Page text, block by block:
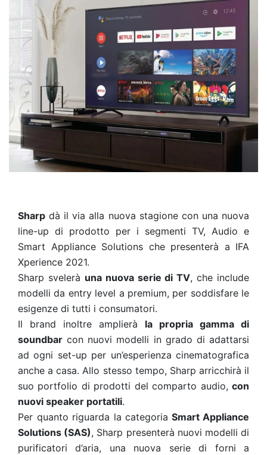
Sharp dà il via alla nuova stagione con una nuova
line-up di prodotto per i segmenti TV, Audio e
Smart Appliance Solutions che presenterà a IFA
Xperience 2021.
Sharp svelerà una nuova serie di TV, che include
modelli da entry level a premium, per soddisfare le
esigenze di tutti i consumatori.
Il brand inoltre amplierà la propria gamma di
soundbar con nuovi modelli in grado di adattarsi
ad ogni set-up per un’esperienza cinematografica
anche a casa. Allo stesso tempo, Sharp arricchirà il
suo portfolio di prodotti del comparto audio, con
nuovi speaker portatili.
Per quanto riguarda la categoria Smart Appliance
Solutions (SAS), Sharp presenterà nuovi modelli di
purificatori d’aria, una nuova serie di forni a